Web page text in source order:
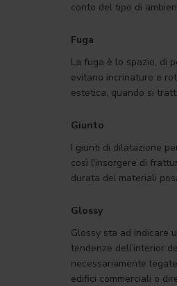
conto del tipo di
Fuga
La fuga è lo spazio, di
evitano incrinature e
estetica, quando si
Giunto
I giunti di dilatazione
così l'insorgere di
durata dei materiali
Glossy
Glossy sta ad indicare
tendenze dell’interior
necessariamente
edifici commerciali o